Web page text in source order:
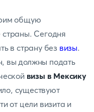
общую
Сегодня
в страну без визы.
вы должны подать
визы в Мексику
существуют
от цели визита и